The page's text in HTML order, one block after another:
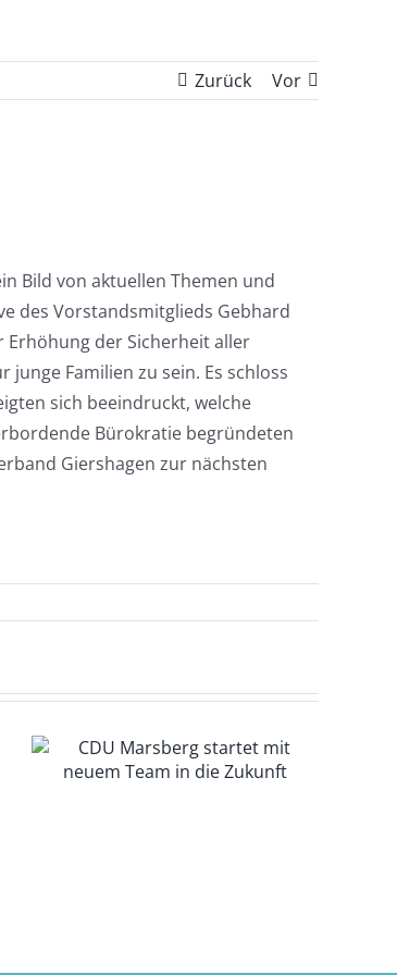
Zurück Vor
Bild von aktuellen Themen und
des Vorstandsmitglieds Gebhard
der Sicherheit aller
Familien zu sein. Es schloss
sich beeindruckt, welche
Bürokratie begründeten
Giershagen zur nächsten